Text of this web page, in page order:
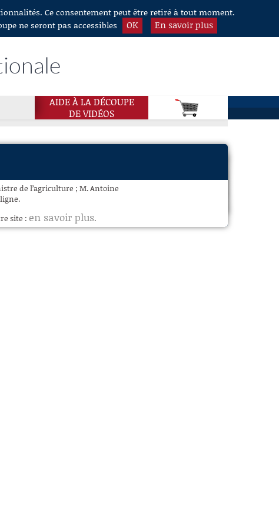
Ce consentement peut être retiré à tout moment.
ne seront pas accessibles
OK En savoir plus
AIDE À LA DÉCOUPE
DE VIDÉOS
de l’agriculture ; M. Antoine
site : en savoir plus.